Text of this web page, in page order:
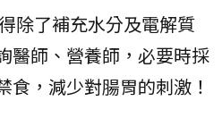
除了補充水分及電解質
醫師、營養師，必要時採
食，減少對腸胃的刺激！